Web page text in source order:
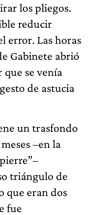
los pliegos.
reducir
error. Las horas
Gabinete abrió
se venía
de astucia
un trasfondo
–en la
triángulo de
que eran dos
fue